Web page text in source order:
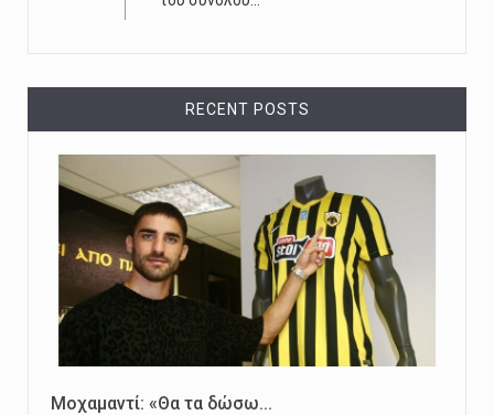
RECENT POSTS
Μοχαμαντί: «Θα τα δώσω...